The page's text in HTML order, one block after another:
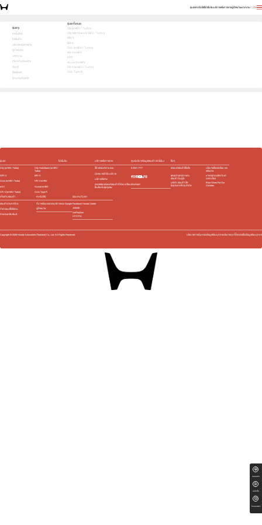
รุ่นรถเทคโนโลยีโปรโมชันบริการหลังการขายผู้จำหน่ายบทความENTH
รุ่นรถ
เทคโนโลยี
โปรโมชัน
บริการหลังการขาย
ผู้จำหน่าย
บทความ
เกี่ยวกับฮอนด้า
อื่นๆ
ติดต่อเรา
ร่วมงานกับเรา
รุ่นรถทั้งหมด
City (e:HEV / Turbo)
City Hatchback (e:HEV / Turbo)
WR-V
BR-V
Civic (e:HEV / Turbo)
HR-V e:HEV
e:N1
Accord e:HEV
CR-V (e:HEV / Turbo)
Civic Type R
ทดลองขับ
สนใจซื้อ
ใบเสนอราคา
เลือกคันที่ใช่ แล้วพบข้อเสนอที่ตรงใจ
3 เลือกคันที่ใช่
รุ่นรถ
City (e:HEV / Turbo)
City Hatchback (e:HEV /
Turbo)
WR-V
BR-V
Civic (e:HEV / Turbo)
HR-V e:HEV
e:N1
Accord e:HEV
CR-V (e:HEV / Turbo)
Civic Type R
โปรโมชัน
บริการหลังการขาย
เช็กรถยนต์ตามระยะ
นัดหมายเข้ารับบริการ
บริการพิเศษ
ตรวจสอบรถยนต์ฮอนด้าที่ต้อง เปลี่ยน
ชิ้นส่วนในชุดถุงลม
ศูนย์บริการข้อมูลฮอนด้า 24 ชั่วโมง
0 2341 7777
ติดต่อเรา
อื่นๆ
รถยนต์ฮอนด้าใช้แล้ว
นโยบายสิ่งแวดล้อม และ
พลังงาน
ชุดอุปกรณ์ตกแต่ง​
ฮอนด้า โมดูโล
มาตรฐานผลิตภัณฑ์
ฉลากเขียว
บริษัท ฮอนด้า ลีส
ซิ่ง(ประเทศไทย) จำกัด
Blue Skies For Our
Children
เกี่ยวกับฮอนด้า
ฮอนด้าประเทศไทย
กิจกรรมเพื่อสังคม
ข่าวประชาสัมพันธ์
เทคโนโลยี
ที่มาพร้อมแอปและบริการของ Google
ผู้จำหน่าย
ร่วมงานกับเรา
Facebook Honda Career
Jobsdb
JobTopGun
บทความ
Copyright ©2026Honda Automobile (Thailand) Co., Ltd. All Rights Reserved. นโยบายการคุ้มครองข้อมูลส่วนบุคคลนโยบายคุกกี้ติดต่อเรื่องข้อมูลส่วนบุคคล